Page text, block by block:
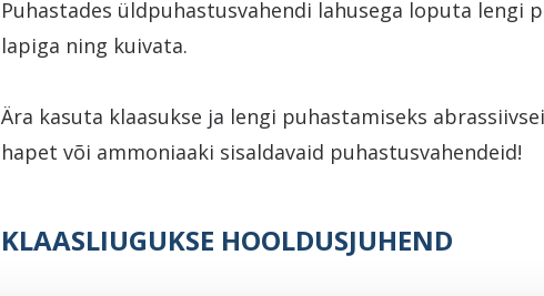
Puhastades üldpuhastusvahendi lahusega loputa lengi
lapiga ning kuivata.
Ära kasuta klaasukse ja lengi puhastamiseks
hapet või ammoniaaki sisaldavaid puhastusvahendeid!
KLAASLIUGUKSE HOOLDUSJUHEND